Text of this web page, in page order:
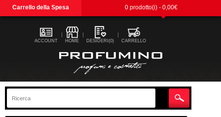
Carrello della Spesa 0 prodotto(i) - 0,00€
ACCOUNT HOME DESIDERI(0) CARRELLO